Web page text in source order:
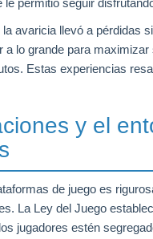
permitió seguir
avaricia llevó a pérdidas
a lo grande para
Estas experiencias
y el
de juego es
La Ley del Juego
jugadores estén